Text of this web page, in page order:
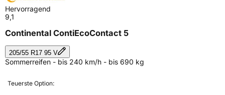
Hervorragend
9,1
Continental ContiEcoContact 5
205/55 R17 95 V
Sommerreifen - bis 240 km/h - bis 690 kg
Teuerste Option: